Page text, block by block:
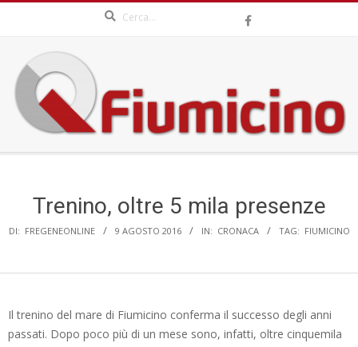
content
QFIUMICINO.COM
Trenino, oltre 5 mila presenze
DI: FREGENEONLINE 9 AGOSTO 2016 IN: CRONACA TAG: FIUMICINO
Il trenino del mare di Fiumicino conferma il successo degli anni
passati. Dopo poco più di un mese sono, infatti, oltre cinquemila